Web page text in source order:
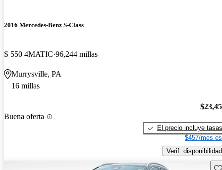
2016 Mercedes-Benz S-Class
S 550 4MATIC 96,244 millas
Murrysville, PA
16 millas
Buena oferta
El precio incluye tasas
$457/mes
Verif. disponibilidad